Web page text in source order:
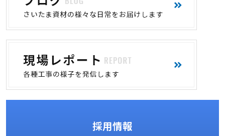
採用情報